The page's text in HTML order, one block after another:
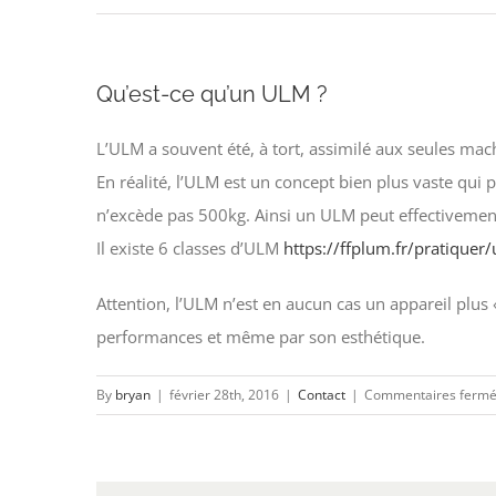
Qu’est-ce qu’un ULM ?
L’ULM a souvent été, à tort, assimilé aux seules
En réalité, l’ULM est un concept bien plus vaste qui
n’excède pas 500kg. Ainsi un ULM peut
Il existe 6 classes d’ULM https://ffplum.fr/pratiquer/
Attention, l’ULM n’est en aucun cas un appareil
performances et même par son esthétique.
By bryan | février 28th, 2016 | Contact | Commentaires